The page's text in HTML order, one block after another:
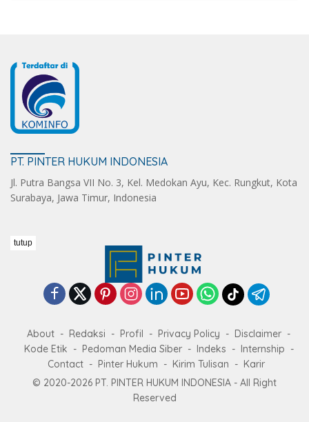
PT. PINTER HUKUM INDONESIA
Jl. Putra Bangsa VII No. 3, Kel. Medokan Ayu, Kec. Rungkut, Kota
Surabaya, Jawa Timur, Indonesia
About Redaksi Profil Privacy Policy
Disclaimer
Kode Etik
Pedoman Media Siber Indeks
Internship
Contact
Pinter Hukum Kirim Tulisan
Karir
© 2020-2026 PT. PINTER HUKUM INDONESIA - All Right
Reserved
tutup